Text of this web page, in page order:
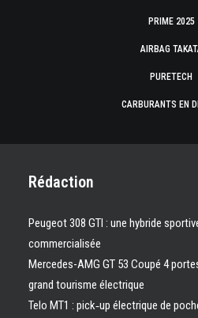
PRIME 2025
AIRBAG
PURETECH
CARBURANTS EN
Rédaction
Peugeot 308 GTI : une hybride
commercialisée
Mercedes-AMG GT 53 Coupé 4
grand tourisme électrique
Telo MT1 : pick‑up électrique de